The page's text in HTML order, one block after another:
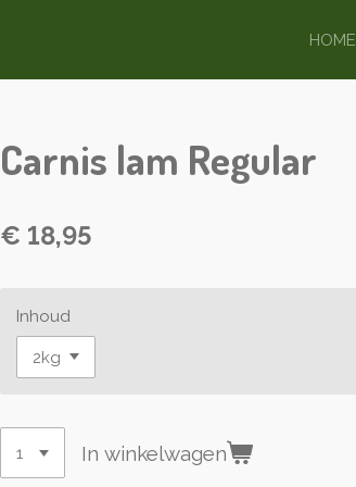
HOME
Carnis lam Regular
€ 18,95
Inhoud
In winkelwagen